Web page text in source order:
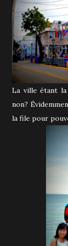
La ville étant
non?
la file pour